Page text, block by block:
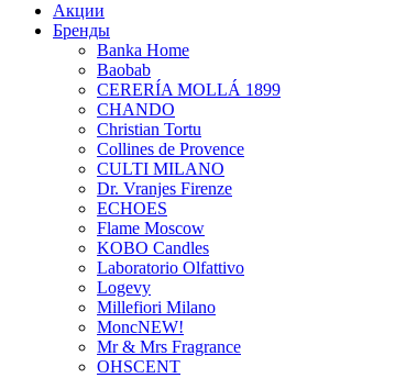
Акции
Бренды
Banka Home
Baobab
CERERÍA MOLLÁ 1899
CHANDO
Christian Tortu
Collines de Provence
CULTI MILANO
Dr. Vranjes Firenze
ECHOES
Flame Moscow
KOBO Candles
Laboratorio Olfattivo
Logevy
Millefiori Milano
MoncNEW!
Mr & Mrs Fragrance
OHSCENT